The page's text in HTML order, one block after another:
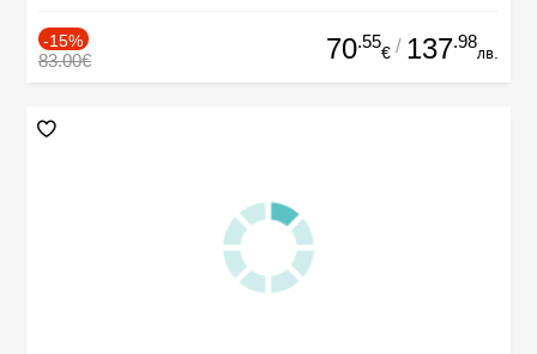
-15%
83.00€ 70.55
€ / 137.98
лв.